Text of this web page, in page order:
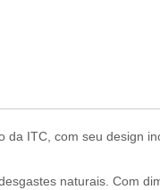
ITC, com seu design
naturais. Com